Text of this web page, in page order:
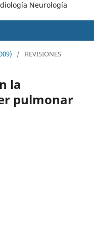
Neurología
/ REVISIONES
la
pulmonar